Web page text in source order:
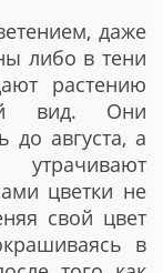
даже
либо в тени
растению
вид. Они
до августа, а
цветки не
свой цвет
в